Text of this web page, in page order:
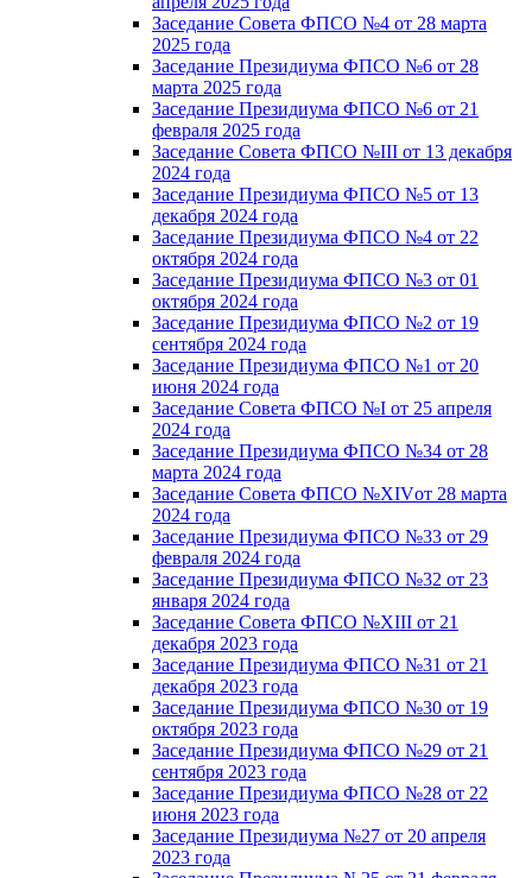
Заседание Совета ФПСО №4 от 28 марта
2025 года
Заседание Президиума ФПСО №6 от 28
марта 2025 года
Заседание Президиума ФПСО №6 от 21
февраля 2025 года
Заседание Совета ФПСО №III от 13 декабря
2024 года
Заседание Президиума ФПСО №5 от 13
декабря 2024 года
Заседание Президиума ФПСО №4 от 22
октября 2024 года
Заседание Президиума ФПСО №3 от 01
октября 2024 года
Заседание Президиума ФПСО №2 от 19
сентября 2024 года
Заседание Президиума ФПСО №1 от 20
июня 2024 года
Заседание Совета ФПСО №I от 25 апреля
2024 года
Заседание Президиума ФПСО №34 от 28
марта 2024 года
Заседание Совета ФПСО №XIVот 28 марта
2024 года
Заседание Президиума ФПСО №33 от 29
февраля 2024 года
Заседание Президиума ФПСО №32 от 23
января 2024 года
Заседание Совета ФПСО №XIII от 21
декабря 2023 года
Заседание Президиума ФПСО №31 от 21
декабря 2023 года
Заседание Президиума ФПСО №30 от 19
октября 2023 года
Заседание Президиума ФПСО №29 от 21
сентября 2023 года
Заседание Президиума ФПСО №28 от 22
июня 2023 года
Заседание Президиума №27 от 20 апреля
2023 года